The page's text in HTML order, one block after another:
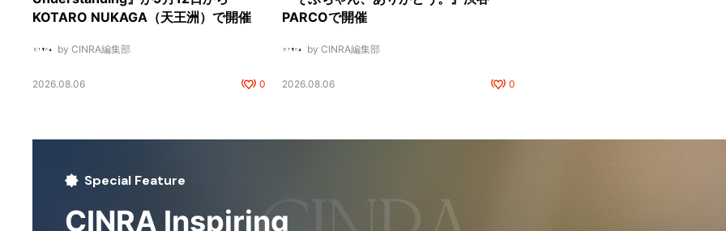
KOTARO NUKAGA（天王洲）で開催
by CINRA編集部
2026.08.06 0
PARCOで開催
by CINRA編集部
2026.08.06 0
Special Feature
CINRA Inspiring